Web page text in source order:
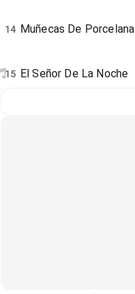
14 Muñecas De Porcelana
15 El Señor De La Noche